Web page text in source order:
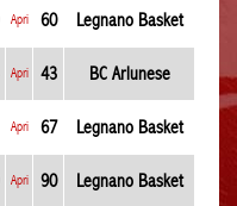
Apri 60
Legnano Basket
Apri 43
BC Arlunese
Apri 67
Legnano Basket
Apri 90
Legnano Basket